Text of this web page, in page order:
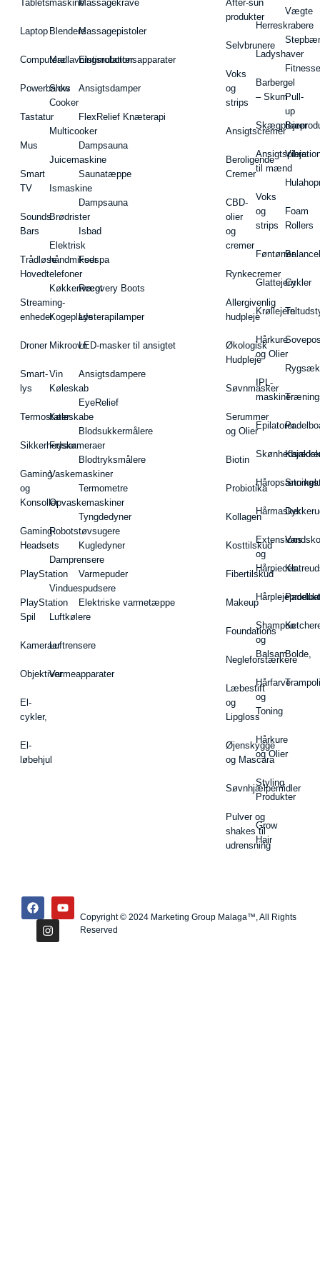
Tablets
Laptop
Computere
Powerbanks
Tastatur
Mus
Smart
TV
Sounds
Bars
Trådløse
Hovedtelefoner
Streaming-
enheder
Droner
Smart-
lys
Termostater
Sikkerhedskameraer
Gaming
og
Konsoller
Gaming-
Headsets
PlayStation
PlayStation
Spil
Kameraer
Objektiver
El-
cykler,
El-
løbehjul
maskine
Blendere
Madlavningsrobotter
Slow
Cooker
Multicooker
Juicemaskine
Ismaskine
Brødrister
Elektrisk
håndmikser
Køkkenvægt
Kogeplade
Mikroovn
Vin
Køleskab
Køleskabe
Fryser
Vaskemaskiner
Opvaskemaskiner
Robotstøvsugere
Damprensere
Vinduespudsere
Luftkølere
Luftrensere
Varmeapparater
Massagekrave
Massagepistoler
Elstimulationsapparater
Ansigtsdamper
FlexRelief Knæterapi
Dampsauna
Saunatæppe
Dampsauna
Isbad
Fodspa
Recovery Boots
Lysterapilamper
LED-masker til ansigtet
Ansigtsdampere
EyeRelief
Blodsukkermålere
Blodtryksmålere
Termometre
Tyngdedyner
Kugledyner
Varmepuder
Elektriske varmetæppe
After-sun
produkter
Selvbrunere
Voks
og
strips
Ansigtscremer
Beroligende
Cremer
CBD-
olier
og
cremer
Rynkecremer
Allergivenlig
hudpleje
Økologisk
Hudpleje
Søvnmasker
Serummer
og Olier
Biotin
Probiotika
Kollagen
Kosttilskud
Fibertilskud
Makeup
Foundations
Negleforstærkere
Læbestift
og
Lipgloss
Øjenskygge
og Mascara
Søvnhjælpemidler
Pulver og
shakes til
udrensning
Herreskrabere
Ladyshaver
Barbergel
– Skum
Ansigtspleje
til mænd
Voks
og
strips
Føntørrer
Glattejern
Krøllejern
Hårkure
og Olier
IPL-
maskiner
Epilatorer
Hårmasker
Extensions
og
Hårpieces
Shampoo
og
Balsam
Hårfarve
og
Toning
Hårkure
og Olier
Styling
Produkter
Grow
Hair
Vægte
Pull-
up
Barer
Foam
Rollers
Cykler
Vandsko
Bolde,
Copyright © 2024 Marketing Group Malaga™, All Rights
Reserved